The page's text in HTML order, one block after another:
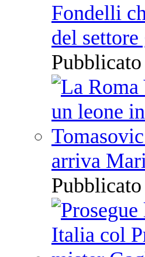
Fondelli
del
arriva